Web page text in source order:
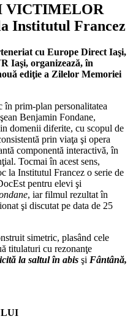
VICTIMELOR
Institutul Francez
cu Europe Direct Iaşi,
Iaşi, organizează, în
ediţie a Zilelor Memoriei
în prim-plan personalitatea
Benjamin Fondane,
domenii diferite, cu scopul de
prin viaţa şi opera
componentă interactivă, în
Tocmai în acest sens,
la Institutul Francez o serie de
pentru elevi şi
, iar filmul rezultat în
şi discutat pe data de 25
simetric, plasând cele
titulaturi cu rezonanţe
la saltul în abis şi Fântână,